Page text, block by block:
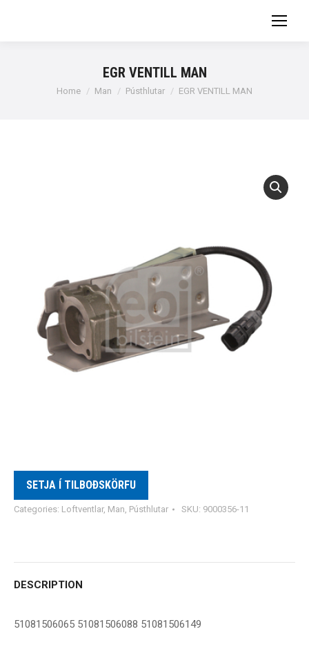
EGR VENTILL MAN
You are here:
Home Man Pústhlutar EGR VENTILL MAN
SETJA Í TILBOÐSKÖRFU
Categories: Loftventlar, Man, Pústhlutar SKU: 9000356-11
DESCRIPTION
51081506065 51081506088 51081506149